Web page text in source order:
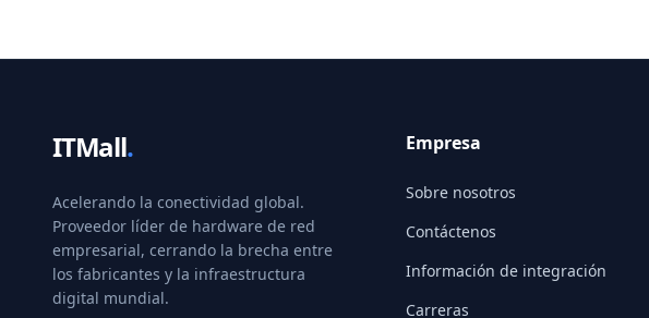
ITMall.
Acelerando la conectividad global.
Proveedor líder de hardware de red
empresarial, cerrando la brecha entre
los fabricantes y la infraestructura
digital mundial.
Empresa
Sobre nosotros
Contáctenos
Información de integración
Carreras